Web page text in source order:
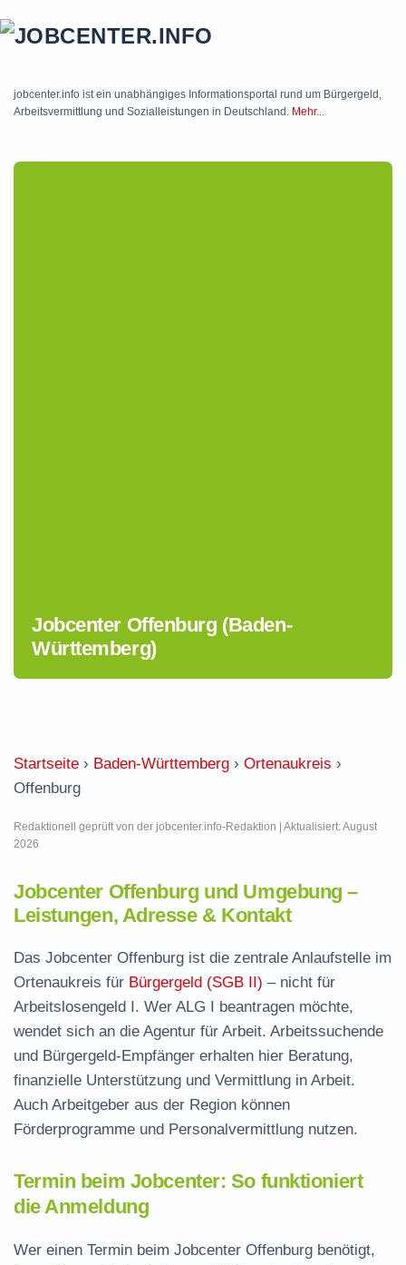
jobcenter.info ist ein unabhängiges Informationsportal rund um Bürgergeld,
Arbeitsvermittlung und Sozialleistungen in Deutschland. Mehr...
Jobcenter Offenburg (Baden-
Württemberg)
Startseite › Baden-Württemberg › Ortenaukreis ›
Offenburg
Redaktionell geprüft von der jobcenter.info-Redaktion | Aktualisiert: August
2026
Jobcenter Offenburg und Umgebung –
Leistungen, Adresse & Kontakt
Das Jobcenter Offenburg ist die zentrale Anlaufstelle im
Ortenaukreis für Bürgergeld (SGB II) – nicht für
Arbeitslosengeld I. Wer ALG I beantragen möchte,
wendet sich an die Agentur für Arbeit. Arbeitssuchende
und Bürgergeld-Empfänger erhalten hier Beratung,
finanzielle Unterstützung und Vermittlung in Arbeit.
Auch Arbeitgeber aus der Region können
Förderprogramme und Personalvermittlung nutzen.
Termin beim Jobcenter: So funktioniert
die Anmeldung
Wer einen Termin beim Jobcenter Offenburg benötigt,